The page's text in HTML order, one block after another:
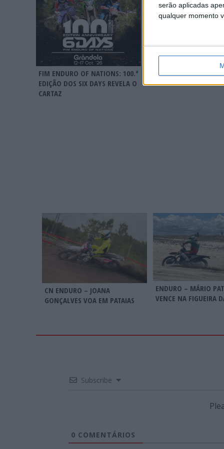
serão aplicadas
qualquer momento
FIM ENDURO OF NATIONS: 100.ª
EDIÇÃO DOS SIX DAYS REVELA O
CARTAZ
ENDUROGP – ELGARI
AO TOPO NO TSUBAKI
ENDURO
CN ENDURO – JOANA
GONÇALVES VOA EM PATAIAS
ENDURO – MÁRIO
VENCE NA FIGUEIRA
Subscribe
0 COMENTÁRIOS